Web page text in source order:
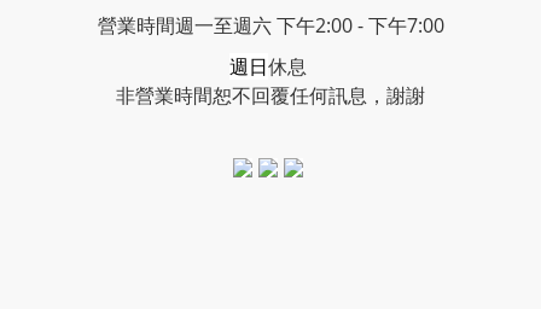
營業時間週一至週六 下午2:00 - 下午7:00
週日休息
非營業時間恕不回覆任何訊息，謝謝